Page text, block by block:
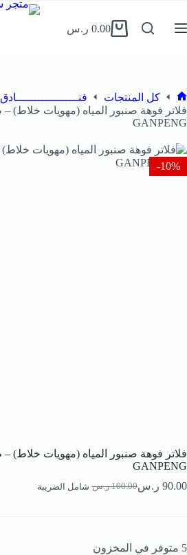
0.00 ر.س
كل المنتجات
فنــــــــــــــــــادق
GANPENG
10%-
GANPENG
100.00 ر.س 90.00 ر.س شامل الضريبة
5 متوفر في المخزون